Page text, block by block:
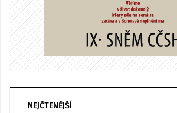
NEJČTENĚJŠÍ